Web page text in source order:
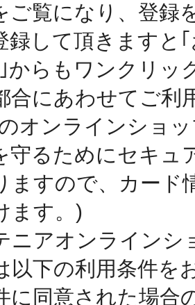
お友達紹介サ
定期お届けサ
ア人気ライン
ア ポイントプロ
いについて
ついて
ご覧になり、登録
録して頂きますと
からもワンクリッ
合にあわせてご利
オンラインショ
守るためにセキュ
ますので、カード
ます。)
ニアオンラインシ
以下の利用条件を
に同意された場合